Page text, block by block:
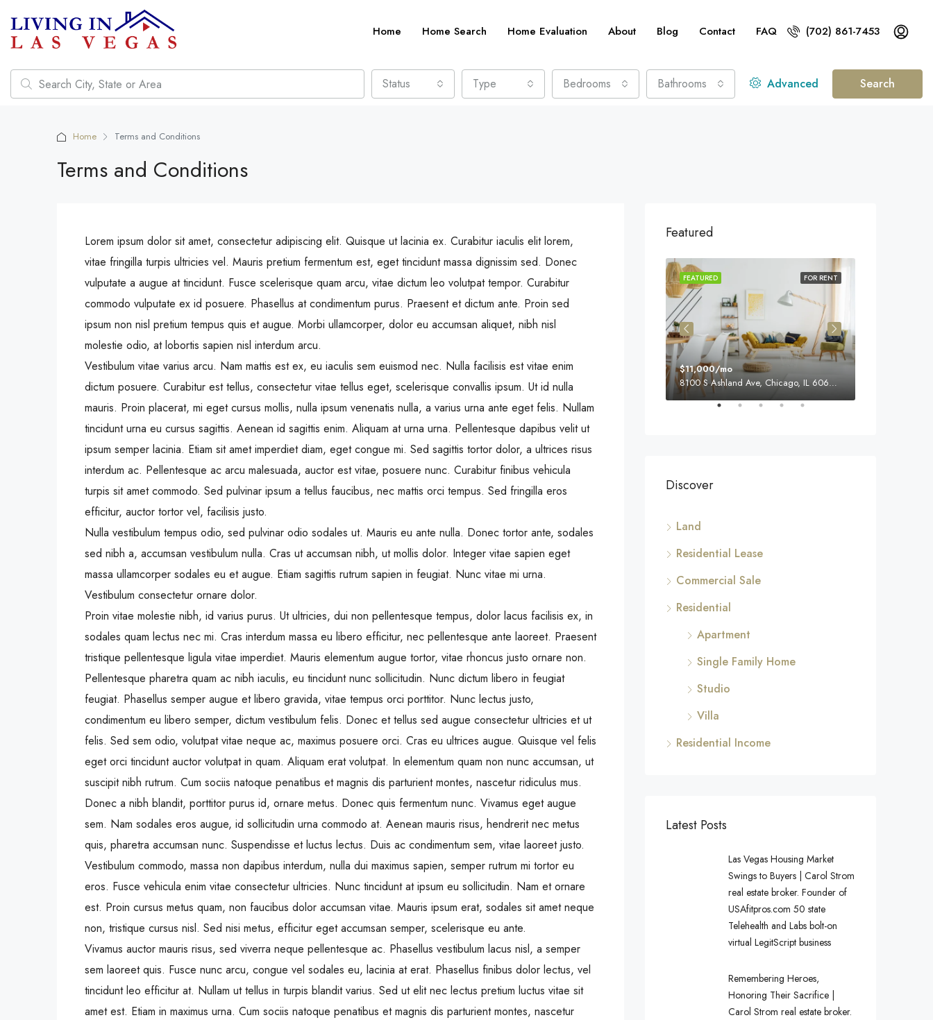
Home Home Search Home Evaluation About Blog Contact FAQ (702) 861-7453
Status Type Bedrooms Bathrooms Advanced Search
Home Terms and Conditions
Terms and Conditions
Lorem ipsum dolor sit amet, consectetur adipiscing elit. Quisque ut lacinia ex. Curabitur iaculis elit lorem,
vitae fringilla turpis ultricies vel. Mauris pretium fermentum est, eget tincidunt massa dignissim sed. Donec
vulputate a augue at tincidunt. Fusce scelerisque quam arcu, vitae dictum leo volutpat tempor. Curabitur
commodo vulputate ex id posuere. Phasellus at condimentum purus. Praesent et dictum ante. Proin sed
ipsum non nisl pretium tempus quis et augue. Morbi ullamcorper, dolor eu accumsan aliquet, nibh nisl
molestie odio, at lobortis sapien nisl interdum arcu.
Vestibulum vitae varius arcu. Nam mattis est ex, eu iaculis sem euismod nec. Nulla facilisis est vitae enim
dictum posuere. Curabitur est tellus, consectetur vitae tellus eget, scelerisque convallis ipsum. Ut id nulla
mauris. Proin placerat, mi eget cursus mollis, nulla ipsum venenatis nulla, a varius urna ante eget felis. Nullam
tincidunt urna eu cursus sagittis. Aenean id sagittis enim. Aliquam at urna urna. Pellentesque dapibus velit ut
ipsum semper lacinia. Etiam sit amet imperdiet diam, eget congue mi. Sed sagittis tortor dolor, a ultrices risus
interdum ac. Pellentesque ac arcu malesuada, auctor est vitae, posuere nunc. Curabitur finibus vehicula
turpis sit amet commodo. Sed pulvinar ipsum a tellus faucibus, nec mattis orci tempus. Sed fringilla eros
efficitur, auctor tortor vel, facilisis justo.
Nulla vestibulum tempus odio, sed pulvinar odio sodales ut. Mauris eu ante nulla. Donec tortor ante, sodales
sed nibh a, accumsan vestibulum nulla. Cras ut accumsan nibh, ut mollis dolor. Integer vitae sapien eget
massa ullamcorper sodales eu et augue. Etiam sagittis rutrum sapien in feugiat. Nunc vitae mi urna.
Vestibulum consectetur ornare dolor.
Proin vitae molestie nibh, id varius purus. Ut ultricies, dui non pellentesque tempus, dolor lacus facilisis ex, in
sodales quam lectus nec mi. Cras interdum massa eu libero efficitur, nec pellentesque ante laoreet. Praesent
tristique pellentesque ligula vitae imperdiet. Mauris elementum augue tortor, vitae rhoncus justo ornare non.
Pellentesque pharetra quam ac nibh iaculis, eu tincidunt nunc sollicitudin. Nunc dictum libero in feugiat
feugiat. Phasellus semper augue et libero gravida, vitae tempus orci porttitor. Nunc lectus justo,
condimentum eu libero semper, dictum vestibulum felis. Donec et tellus sed augue consectetur ultricies et ut
felis. Sed sem odio, volutpat vitae neque ac, maximus posuere orci. Cras eu ultrices augue. Quisque vel felis
eget orci tincidunt auctor volutpat in quam. Aliquam erat volutpat. In elementum quam non nunc accumsan, ut
suscipit nibh rutrum. Cum sociis natoque penatibus et magnis dis parturient montes, nascetur ridiculus mus.
Donec a nibh blandit, porttitor purus id, ornare metus. Donec quis fermentum nunc. Vivamus eget augue
sem. Nam sodales eros augue, id sollicitudin urna commodo at. Aenean mauris risus, hendrerit nec metus
quis, pharetra accumsan nunc. Suspendisse et luctus lectus. Duis ac condimentum sem, vitae laoreet justo.
Vestibulum commodo, massa non dapibus interdum, nulla dui maximus sapien, semper rutrum mi tortor eu
eros. Fusce vehicula enim vitae consectetur ultricies. Nunc tincidunt at ipsum eu sollicitudin. Nam et ornare
est. Proin cursus metus quam, non faucibus dolor accumsan vitae. Mauris ipsum erat, sodales sit amet neque
non, tristique cursus nisl. Sed nisi metus, efficitur eget accumsan semper, scelerisque eu ante.
Vivamus auctor mauris risus, sed viverra neque pellentesque ac. Phasellus vestibulum lacus nisl, a semper
sem laoreet quis. Fusce nunc arcu, congue vel sodales eu, lacinia at erat. Phasellus finibus dolor lectus, vel
tincidunt leo efficitur at. Nullam ut tellus in turpis blandit varius. Sed ut elit nec lectus pretium luctus vitae sit
amet est. Etiam in maximus urna. Cum sociis natoque penatibus et magnis dis parturient montes, nascetur
Featured
FEATURED
100 Chopin Plaza, Miami, FL 33131, USA
FOR RENT
FEATURED
$11,000/mo
8100 S Ashland Ave, Chicago, IL 60620, USA
Discover
Land
Residential Lease
Commercial Sale
Residential
Apartment
Single Family Home
Studio
Villa
Residential Income
Latest Posts
Las Vegas Housing Market
Swings to Buyers | Carol Strom
real estate broker. Founder of
USAfitpros.com 50 state
Telehealth and Labs bolt-on
virtual LegitScript business
Remembering Heroes,
Honoring Their Sacrifice |
Carol Strom real estate broker.